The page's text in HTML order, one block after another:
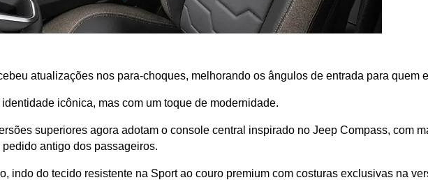
atualizações nos para-choques, melhorando os ângulos de entrada para quem
icônica, mas com um toque de modernidade.
superiores agora adotam o console central inspirado no Jeep Compass, com
antigo dos passageiros.
indo do tecido resistente na Sport ao couro premium com costuras exclusivas na